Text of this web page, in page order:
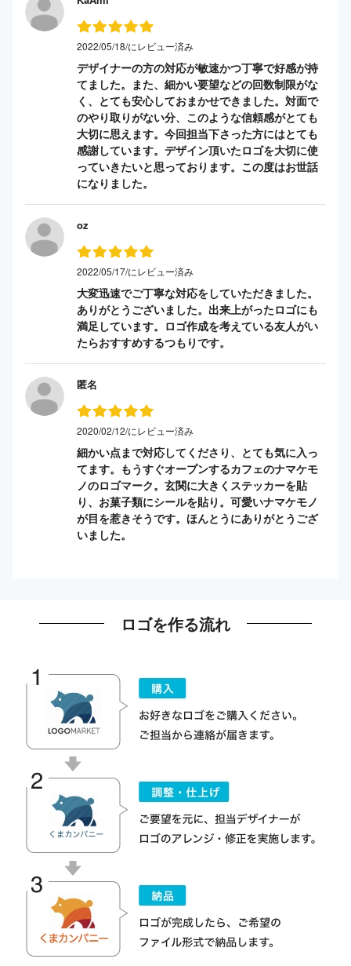
2022/05/18/にレビュー済み
デザイナーの方の対応が敏速かつ丁寧で好感が持
てました。また、細かい要望などの回数制限がな
く、とても安心しておまかせできました。対面で
のやり取りがない分、このような信頼感がとても
大切に思えます。今回担当下さった方にはとても
感謝しています。デザイン頂いたロゴを大切に使
っていきたいと思っております。この度はお世話
になりました。
oz
2022/05/17/にレビュー済み
大変迅速でご丁寧な対応をしていただきました。
ありがとうございました。出来上がったロゴにも
満足しています。ロゴ作成を考えている友人がい
たらおすすめするつもりです。
匿名
2020/02/12/にレビュー済み
細かい点まで対応してくださり、とても気に入っ
てます。もうすぐオープンするカフェのナマケモ
ノのロゴマーク。玄関に大きくステッカーを貼
り、お菓子類にシールを貼り。可愛いナマケモノ
が目を惹きそうです。ほんとうにありがとうござ
いました。
ロゴを作る流れ